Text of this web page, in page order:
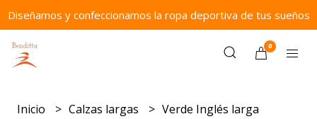
Diseñamos y confeccionamos la ropa deportiva de tus sueños
0
Inicio Calzas largas Verde Inglés larga